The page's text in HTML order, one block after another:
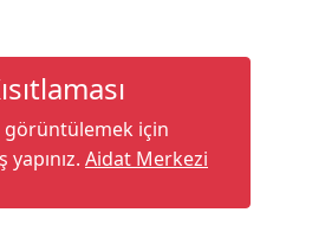
görüntülemek için
Aidat Merkezi